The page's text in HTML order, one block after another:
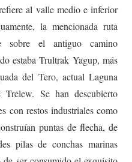
al valle medio e inferior
la mencionada ruta
sobre el antiguo camino
estaba Trultrak Yagup, más
del Tero, actual Laguna
Se han descubierto
con restos industriales como
puntas de flecha, de
pilas de conchas marinas